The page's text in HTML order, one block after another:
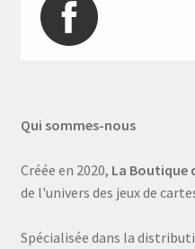
Qui sommes-nous
Créée en 2020, La Boutique
de l'univers des jeux de
Spécialisée dans la